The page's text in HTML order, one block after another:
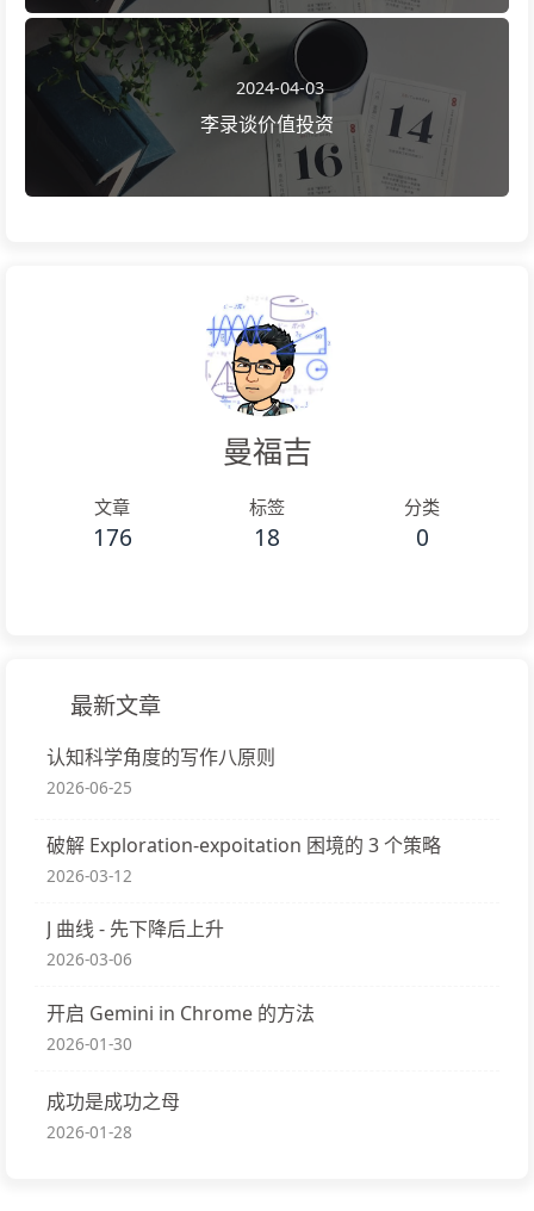
2024-04-03
李录谈价值投资
曼福吉
文章
176
标签
18
分类
0
最新文章
认知科学角度的写作八原则
2026-06-25
破解 Exploration-expoitation 困境的 3 个策略
2026-03-12
J 曲线 - 先下降后上升
2026-03-06
开启 Gemini in Chrome 的方法
2026-01-30
成功是成功之母
2026-01-28